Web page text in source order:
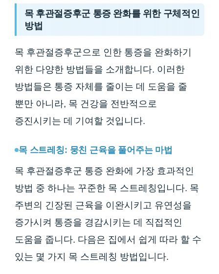
목 후관절증후군 통증 완화를 위한 구체적인
방법
목 후관절증후군으로 인한 통증을 완화하기
위한 다양한 방법들을 소개합니다. 이러한
방법들은 통증 자체를 줄이는 데 도움을 줄
뿐만 아니라, 목 건강을 전반적으로
증진시키는 데 기여할 것입니다.
목 스트레칭: 뭉친 근육을 풀어주는 마법
목 후관절증후군 통증 완화에 가장 효과적인
방법 중 하나는 꾸준한 목 스트레칭입니다. 목
주변의 긴장된 근육을 이완시키고 유연성을
증가시켜 통증을 경감시키는 데 직접적인
도움을 줍니다. 다음은 집에서 쉽게 따라 할 수
있는 몇 가지 목 스트레칭 방법입니다.